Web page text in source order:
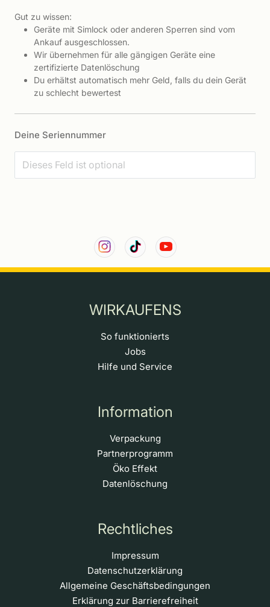
Gut zu wissen:
Geräte mit Simlock oder anderen Sperren sind vom
Ankauf ausgeschlossen.
Wir übernehmen für alle gängigen Geräte eine
zertifizierte Datenlöschung
Du erhältst automatisch mehr Geld, falls du dein Gerät
zu schlecht bewertest
Deine Seriennummer
WIRKAUFENS
So funktionierts
Jobs
Hilfe und Service
Information
Verpackung
Partnerprogramm
Öko Effekt
Datenlöschung
Rechtliches
Impressum
Datenschutzerklärung
Allgemeine Geschäftsbedingungen
Erklärung zur Barrierefreiheit